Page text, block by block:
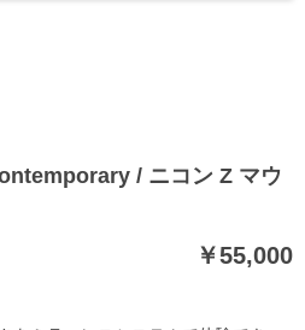
/ ニコン Z マウ
￥55,000